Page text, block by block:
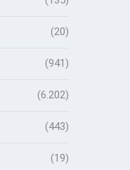
(20)
(941)
(6.202)
(443)
(19)